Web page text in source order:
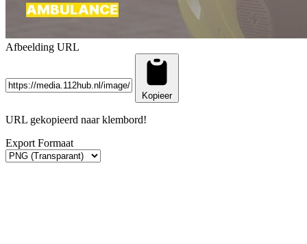
Afbeelding URL
Kopieer
URL gekopieerd naar klembord!
Export Formaat